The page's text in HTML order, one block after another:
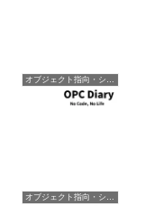
オブジェクト指向・システム開発